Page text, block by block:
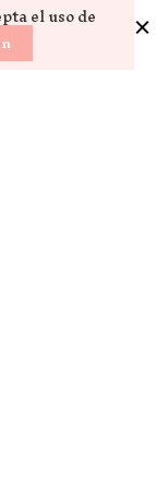
el uso de